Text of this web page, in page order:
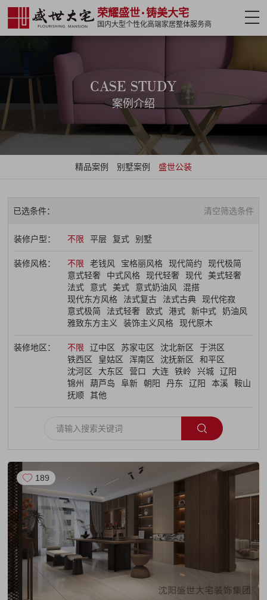
荣耀盛世 铸美大宅
国内大型个性化高端家居整体服务商
案例介绍
设计大师
热门楼盘
装修攻略
CASE STUDY
案例介绍
精品案例 别墅案例 盛世公装
已选条件： 清空筛选条件
装修户型： 不限 平层 复式 别墅
装修风格： 不限 老钱风 宝格丽风格 现代简约
现代极简
意式轻奢
中式风格 现代轻奢 现代
美式轻奢
法式
意式 美式 意式奶油风
混搭
现代东方风格
法式复古 法式古典
现代侘寂
意式极简
法式轻奢 欧式 港式 新中式
奶油风
雅致东方主义
装饰主义风格 现代原木
装修地区： 不限 辽中区 苏家屯区 沈北新区
于洪区
铁西区
皇姑区 浑南区 沈抚新区
和平区
沈河区
大东区 营口 大连 铁岭 兴城
辽阳
锦州
葫芦岛 阜新 朝阳 丹东 辽阳 本溪
鞍山
抚顺
其他
189